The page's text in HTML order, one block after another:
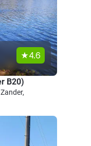
4.6
B20)